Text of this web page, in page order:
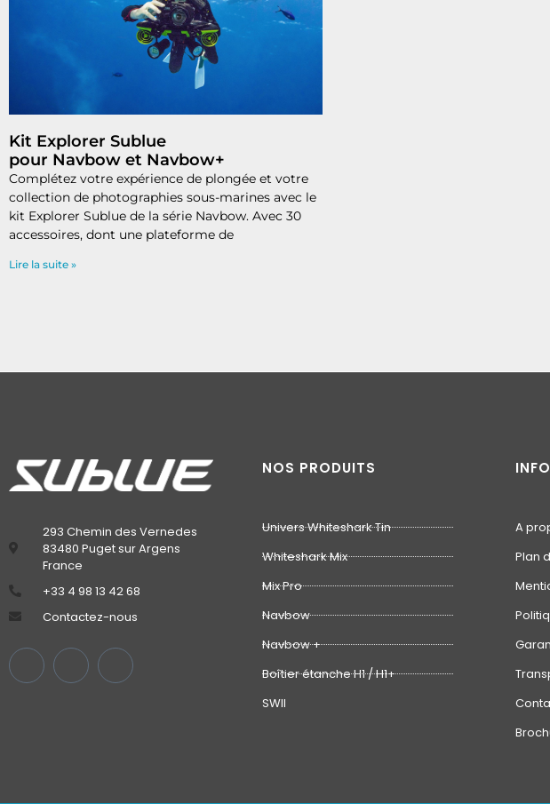
Kit Explorer Sublue
pour Navbow et Navbow+
Complétez votre expérience de plongée et votre
collection de photographies sous-marines avec le
kit Explorer Sublue de la série Navbow. Avec 30
accessoires, dont une plateforme de
Lire la suite »
293 Chemin des Vernedes
83480 Puget sur Argens
France
‭+33 4 98 13 42 68‬
Contactez-nous
NOS PRODUITS
Univers Whiteshark Tin
Whiteshark Mix
Mix Pro
Navbow
Navbow +
Boîtier étanche H1 / H1+
SWII
A
Plan